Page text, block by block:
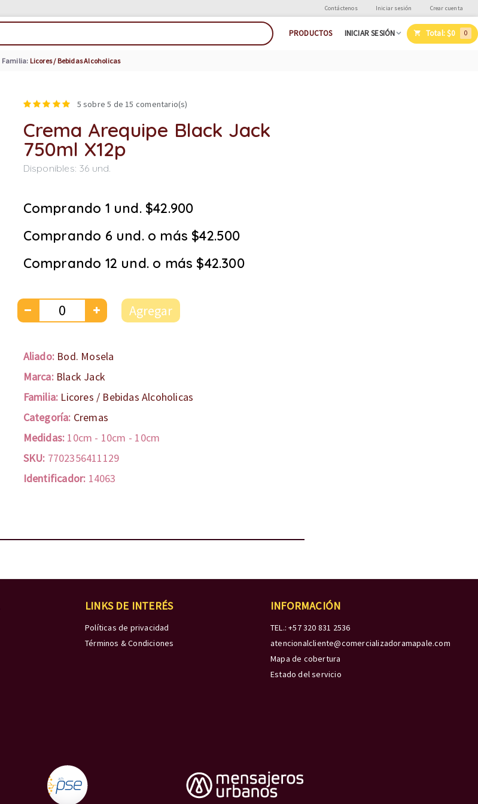
Contáctenos Iniciar sesión Crear cuenta
PRODUCTOS INICIAR SESIÓN Total:$0 0
Familia: Licores / Bebidas Alcoholicas
5 sobre 5 de15 comentario(s)
Crema Arequipe Black Jack
750ml X12p
Disponibles: 36 und.
Comprando 1 und. $42.900
Comprando 6 und. o más $42.500
Comprando 12 und. o más $42.300
Agregar
Aliado: Bod. Mosela
Marca: Black Jack
Familia: Licores / Bebidas Alcoholicas
Categoría: Cremas
Medidas: 10cm - 10cm - 10cm
SKU: 7702356411129
Identificador: 14063
LINKS DE INTERÉS
Políticas de privacidad
Términos & Condiciones
INFORMACIÓN
TEL.: +57 320 831 2536
atencionalcliente@comercializadoramapale.com
Mapa de cobertura
Estado del servicio